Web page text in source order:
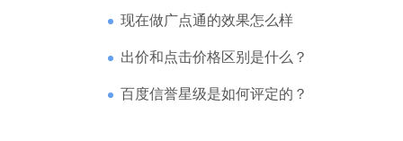
现在做广点通的效果怎么样
出价和点击价格区别是什么？
百度信誉星级是如何评定的？